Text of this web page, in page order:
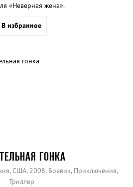
«Неверная жена».
В избранное
ГОНКА
США, 2008, Боевик, Приключения,
Триллер